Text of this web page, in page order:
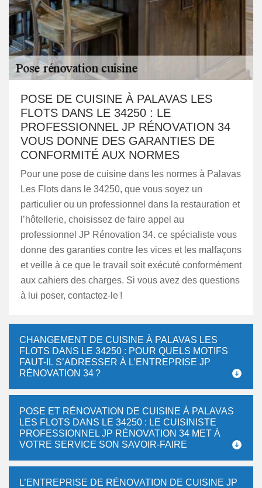
POSE DE CUISINE À PALAVAS LES
FLOTS DANS LE 34250 : LE
PROFESSIONNEL JP RÉNOVATION 34
VOUS DONNE DES GARANTIES DE
CONFORMITÉ AUX NORMES
Pour une pose de cuisine dans les normes à Palavas
Les Flots dans le 34250, que vous soyez un
particulier ou un professionnel dans la restauration et
l’hôtellerie, choisissez de faire appel au
professionnel JP Rénovation 34. ce spécialiste vous
donne des garanties contre les vices et les malfaçons
et veille à ce que le travail soit exécuté conformément
aux cahiers des charges. Si vous avez des questions
à lui poser, contactez-le !
CHANGEMENT DE CUISINE À PALAVAS LES
FLOTS DANS LE 34250 : POUR QUELS MOTIFS
FAUT-IL S’ADRESSER À L’ENTREPRISE JP
RÉNOVATION 34 ?
POSE ET RÉNOVATION DE CUISINE À PALAVAS
LES FLOTS DANS LE 34250 : LE CUISINISTE
PROFESSIONNEL JP RÉNOVATION 34 MET À
VOTRE SERVICE SON SAVOIR-FAIRE
L’ENTREPRISE DE RÉNOVATION DE CUISINE JP